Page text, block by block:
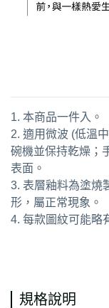
1. 本商品一件入。
2. 適用微波 (低溫
碗機並保持乾燥；
表面。
3. 表層釉料為塗燒
形，屬正常現象。
4. 每款圖紋可能略
規格說明